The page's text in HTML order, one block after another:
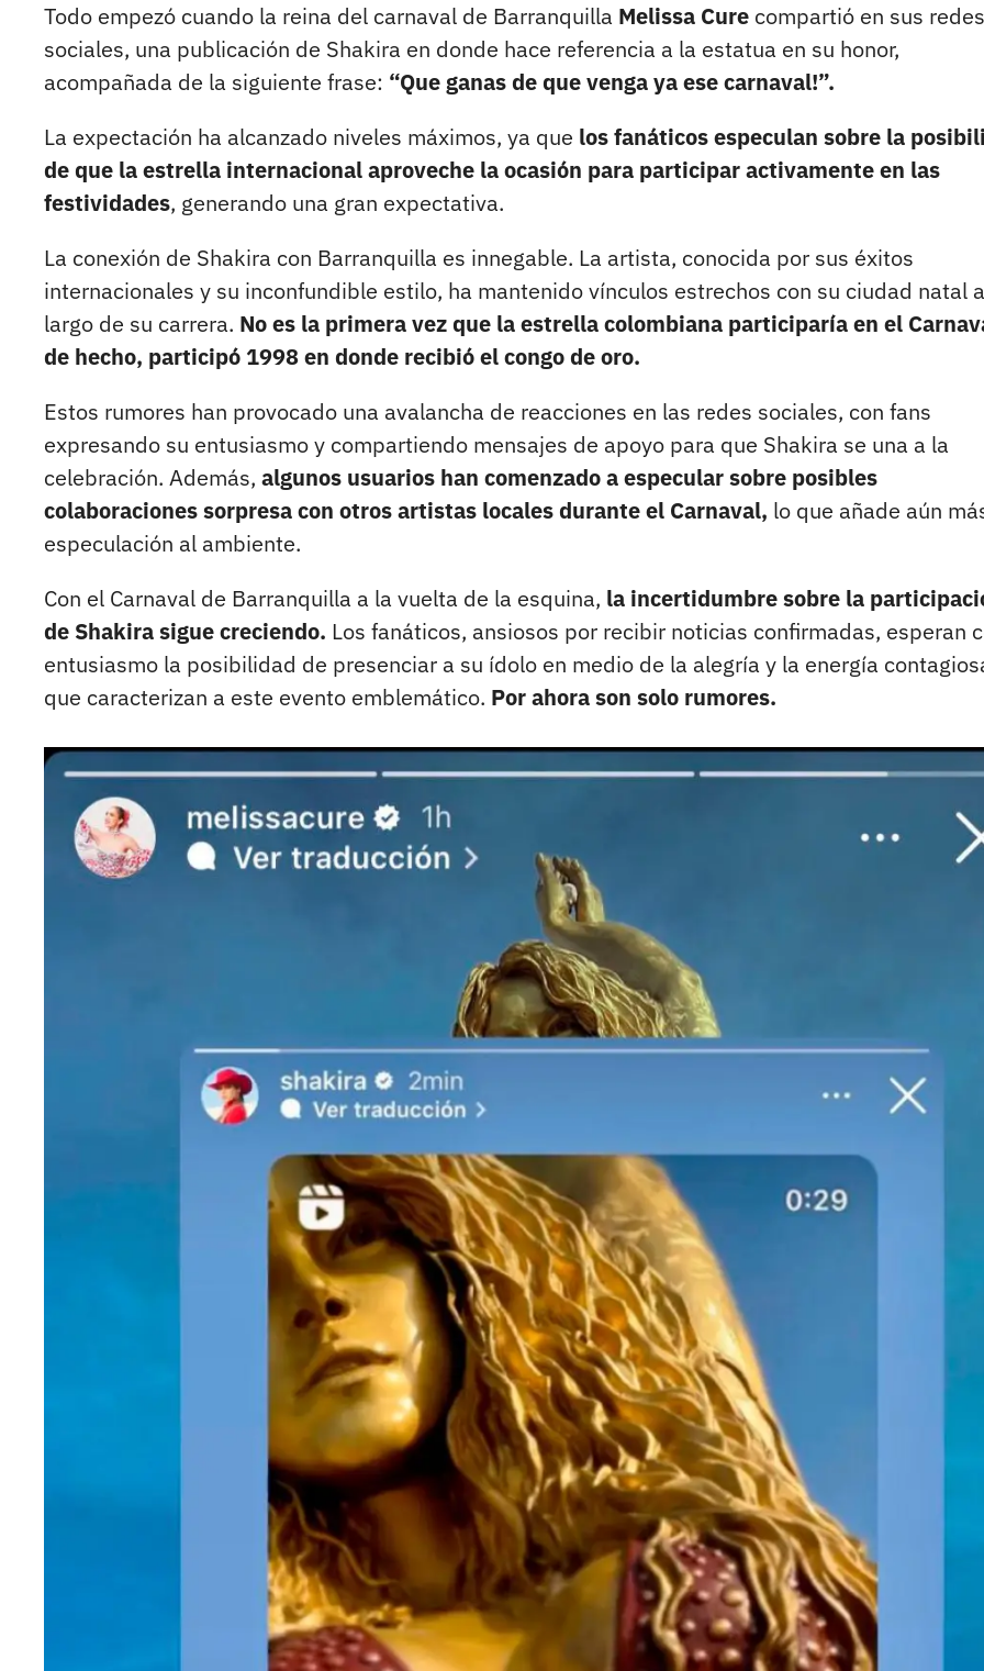
Todo empezó cuando la reina del carnaval de Barranquilla Melissa Cure compartió en sus redes
sociales, una publicación de Shakira en donde hace referencia a la estatua en su honor,
acompañada de la siguiente frase: “Que ganas de que venga ya ese carnaval!”.
La expectación ha alcanzado niveles máximos, ya que los fanáticos especulan sobre la
de que la estrella internacional aproveche la ocasión para participar activamente en las
festividades, generando una gran expectativa.
La conexión de Shakira con Barranquilla es innegable. La artista, conocida por sus éxitos
internacionales y su inconfundible estilo, ha mantenido vínculos estrechos con su ciudad natal
largo de su carrera. No es la primera vez que la estrella colombiana participaría en el
de hecho, participó 1998 en donde recibió el congo de oro.
Estos rumores han provocado una avalancha de reacciones en las redes sociales, con fans
expresando su entusiasmo y compartiendo mensajes de apoyo para que Shakira se una a la
celebración. Además, algunos usuarios han comenzado a especular sobre posibles
colaboraciones sorpresa con otros artistas locales durante el Carnaval, lo que añade aún
especulación al ambiente.
Con el Carnaval de Barranquilla a la vuelta de la esquina, la incertidumbre sobre la
de Shakira sigue creciendo. Los fanáticos, ansiosos por recibir noticias confirmadas, esperan
entusiasmo la posibilidad de presenciar a su ídolo en medio de la alegría y la energía
que caracterizan a este evento emblemático. Por ahora son solo rumores.